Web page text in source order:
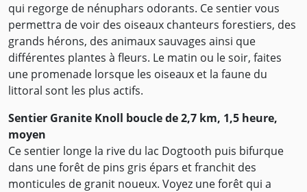
qui regorge de nénuphars odorants. Ce sentier vous
permettra de voir des oiseaux chanteurs forestiers, des
grands hérons, des animaux sauvages ainsi que
différentes plantes à fleurs. Le matin ou le soir, faites
une promenade lorsque les oiseaux et la faune du
littoral sont les plus actifs.
Sentier Granite Knoll boucle de 2,7 km, 1,5 heure,
moyen
Ce sentier longe la rive du lac Dogtooth puis bifurque
dans une forêt de pins gris épars et franchit des
monticules de granit noueux. Voyez une forêt qui a